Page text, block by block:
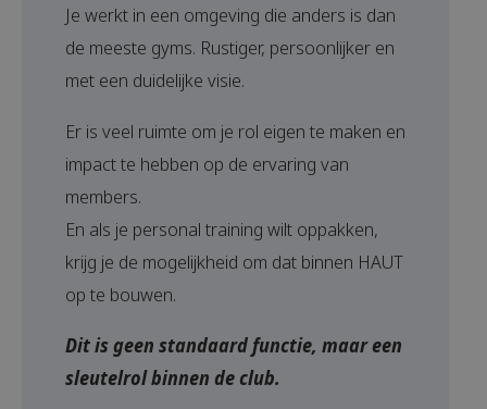
Je werkt in een omgeving die anders is dan
de meeste gyms. Rustiger, persoonlijker en
met een duidelijke visie.
Er is veel ruimte om je rol eigen te maken en
impact te hebben op de ervaring van
members.
En als je personal training wilt oppakken,
krijg je de mogelijkheid om dat binnen HAUT
op te bouwen.
Dit is geen standaard functie, maar een
sleutelrol binnen de club.